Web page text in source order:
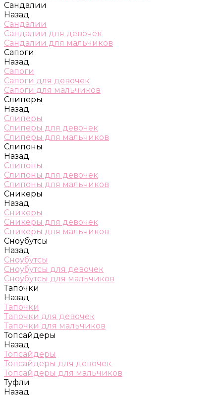
Сандалии
Назад
Сандалии
Сандалии для девочек
Сандалии для мальчиков
Сапоги
Назад
Сапоги
Сапоги для девочек
Сапоги для мальчиков
Слиперы
Назад
Слиперы
Слиперы для девочек
Слиперы для мальчиков
Слипоны
Назад
Слипоны
Слипоны для девочек
Слипоны для мальчиков
Сникеры
Назад
Сникеры
Сникеры для девочек
Сникеры для мальчиков
Сноубутсы
Назад
Сноубутсы
Сноубутсы для девочек
Сноубутсы для мальчиков
Тапочки
Назад
Тапочки
Тапочки для девочек
Тапочки для мальчиков
Топсайдеры
Назад
Топсайдеры
Топсайдеры для девочек
Топсайдеры для мальчиков
Туфли
Назад